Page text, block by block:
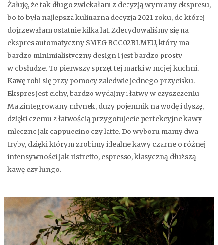
Żałuję, że tak długo zwlekałam z decyzją wymiany ekspresu,
bo to była najlepsza kulinarna decyzja 2021 roku, do której
dojrzewałam ostatnie kilka lat. Zdecydowaliśmy się na
ekspres automatyczny SMEG BCC02BLMEU, który ma
bardzo minimialistyczny design i jest bardzo prosty
w obsłudze. To pierwszy sprzęt tej marki w mojej kuchni.
Kawę robi się przy pomocy zaledwie jednego przycisku.
Ekspres jest cichy, bardzo wydajny i łatwy w czyszczeniu.
Ma zintegrowany młynek, duży pojemnik na wodę i dyszę,
dzięki czemu z łatwością przygotujecie perfekcyjne kawy
mleczne jak cappuccino czy latte. Do wyboru mamy dwa
tryby, dzięki którym zrobimy idealne kawy czarne o różnej
intensywności jak ristretto, espresso, klasyczną dłuższą
kawę czy lungo.